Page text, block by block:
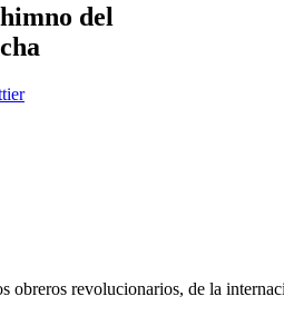
del
obreros revolucionarios, de la